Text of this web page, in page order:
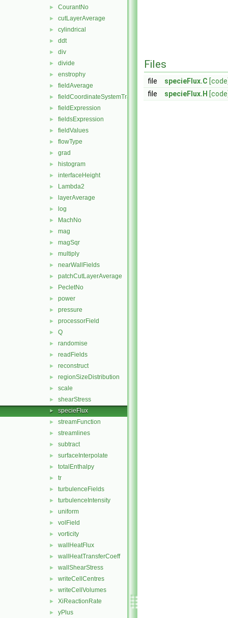
► CourantNo
► cutLayerAverage
► cylindrical
► ddt
► div
► divide
► enstrophy
► fieldAverage
► fieldCoordinateSystemTransform
► fieldExpression
► fieldsExpression
► fieldValues
► flowType
► grad
► histogram
► interfaceHeight
► Lambda2
► layerAverage
► log
► MachNo
► mag
► magSqr
► multiply
► nearWallFields
► patchCutLayerAverage
► PecletNo
► power
► pressure
► processorField
► Q
► randomise
► readFields
► reconstruct
► regionSizeDistribution
► scale
► shearStress
► specieFlux
► streamFunction
► streamlines
► subtract
► surfaceInterpolate
► totalEnthalpy
► tr
► turbulenceFields
► turbulenceIntensity
► uniform
► volField
► vorticity
► wallHeatFlux
► wallHeatTransferCoeff
► wallShearStress
► writeCellCentres
► writeCellVolumes
► XiReactionRate
► yPlus
Files
file specieFlux.C
file
specieFlux.H